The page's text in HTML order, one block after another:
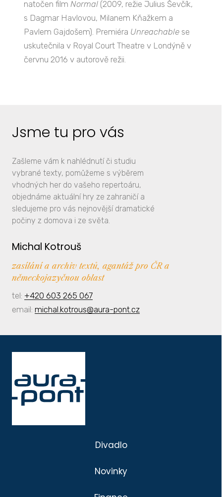
natočen film Normal (2009, režie Julius Ševčík,
s Dagmar Havlovou, Milanem Kňažkem a
Pavlem Gajdošem). Premiéra Unreachable se
uskutečnila v Royal Court Theatre v Londýně v
červnu 2016 v autorově režii.
Jsme tu pro vás
Zašleme vám k nahlédnutí či studiu
vybrané texty, pomůžeme s výběrem
vhodných her do vašeho repertoáru,
objednáme aktuální hry ze zahraničí a
sledujeme pro vás nejnovější dramatické
počiny z domova i ze světa.
Michal Kotrouš
zasílání a archiv textů, agantáž pro ČR a
německojazyčnou oblast
tel: +420 603 265 067
email: michal.kotrous@aura-pont.cz
Divadlo
Novinky